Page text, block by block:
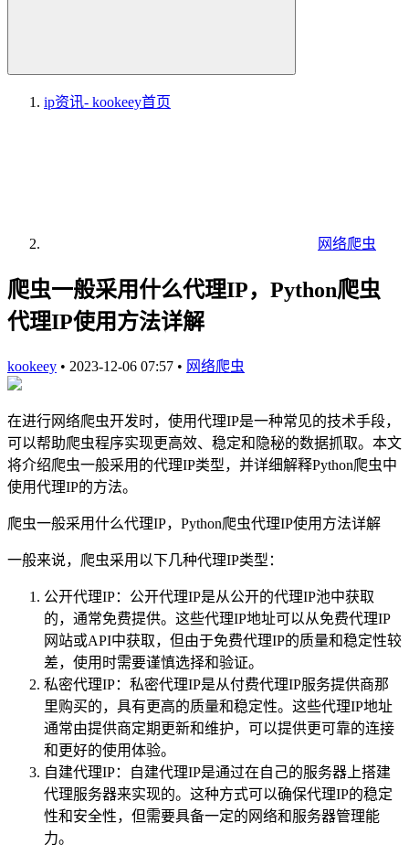
ip资讯- kookeey首页
网络爬虫
爬虫一般采用什么代理IP，Python爬虫
代理IP使用方法详解
kookeey • 2023-12-06 07:57 • 网络爬虫
在进行网络爬虫开发时，使用代理IP是一种常见的技术手段，
可以帮助爬虫程序实现更高效、稳定和隐秘的数据抓取。本文
将介绍爬虫一般采用的代理IP类型，并详细解释Python爬虫中
使用代理IP的方法。
爬虫一般采用什么代理IP，Python爬虫代理IP使用方法详解
一般来说，爬虫采用以下几种代理IP类型：
公开代理IP：公开代理IP是从公开的代理IP池中获取
的，通常免费提供。这些代理IP地址可以从免费代理IP
网站或API中获取，但由于免费代理IP的质量和稳定性较
差，使用时需要谨慎选择和验证。
私密代理IP：私密代理IP是从付费代理IP服务提供商那
里购买的，具有更高的质量和稳定性。这些代理IP地址
通常由提供商定期更新和维护，可以提供更可靠的连接
和更好的使用体验。
自建代理IP：自建代理IP是通过在自己的服务器上搭建
代理服务器来实现的。这种方式可以确保代理IP的稳定
性和安全性，但需要具备一定的网络和服务器管理能
力。